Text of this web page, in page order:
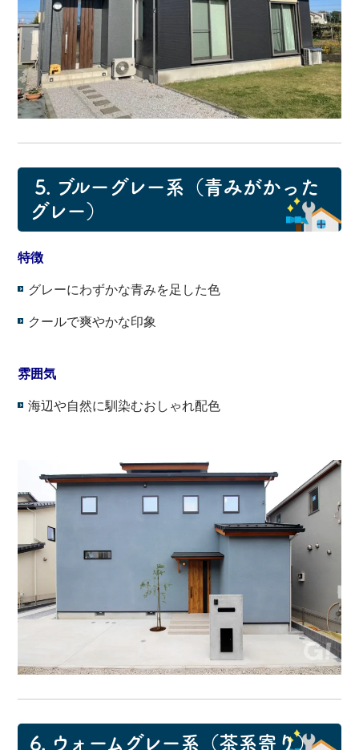
5. ブルーグレー系（青みがかった
グレー）
特徴
グレーにわずかな青みを足した色
クールで爽やかな印象
雰囲気
海辺や自然に馴染むおしゃれ配色
6. ウォームグレー系（茶系寄り）